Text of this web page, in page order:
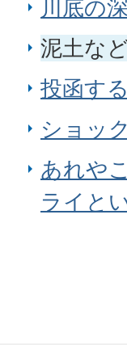
川底の
泥土な
投函す
ショッ
あれや
ライと